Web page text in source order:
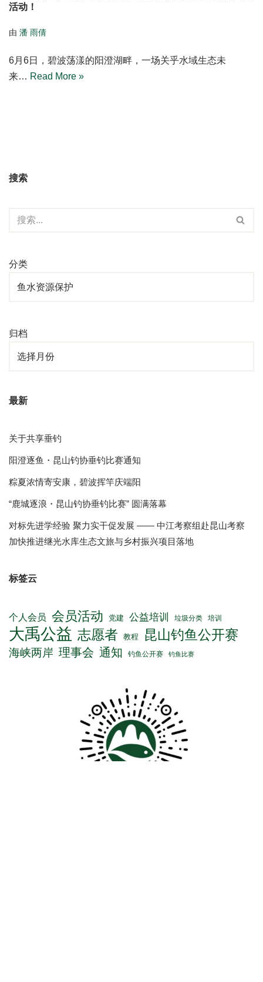
活动！
由 潘 雨倩
6月6日，碧波荡漾的阳澄湖畔，一场关乎水域生态未
来… Read More »
搜索
分类
归档
最新
关于共享垂钓
阳澄逐鱼・昆山钓协垂钓比赛通知
粽夏浓情寄安康，碧波挥竿庆端阳
“鹿城逐浪・昆山钓协垂钓比赛” 圆满落幕
对标先进学经验 聚力实干促发展 —— 中江考察组赴昆山考察
加快推进继光水库生态文旅与乡村振兴项目落地
标签云
个人会员 会员活动 党建 公益培训 垃圾分类 培训
大禹公益 志愿者 教程 昆山钓鱼公开赛
海峡两岸 理事会 通知 钓鱼公开赛 钓鱼比赛